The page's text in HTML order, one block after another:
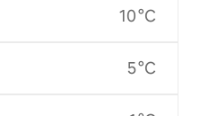
10 °C
5 °C